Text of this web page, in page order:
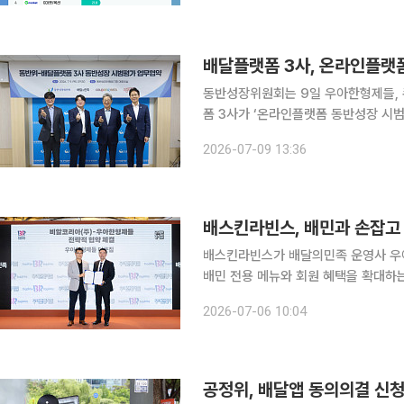
배달플랫폼 3사, 온라인플랫
동반성장위원회는 9일 우아한형제들
폼 3사가 ‘온라인플랫폼 동반성장 시범평가’에 참여
동반성장 시범평가는 배달플랫폼 기
2026-07-09 13:36
배스킨라빈스, 배민과 손잡
배스킨라빈스가 배달의민족 운영사
배민 전용 메뉴와 회원 혜택을 확대
무협약(MOU)을 체결했다고 6일 밝
2026-07-06 10:04